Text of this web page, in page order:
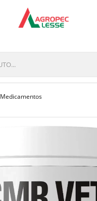
Medicamentos